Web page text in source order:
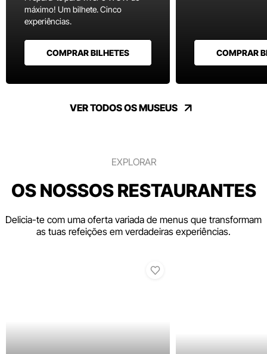
máximo! Um bilhete. Cinco
experiências.
COMPRAR BILHETES COMPRAR
VER TODOS OS MUSEUS
EXPLORAR
OS NOSSOS RESTAURANTES
Delicia-te com uma oferta variada de menus que transformam
as tuas refeições em verdadeiras experiências.